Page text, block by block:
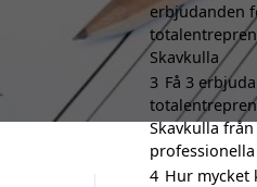
erbjudanden
Skavkulla
3 Få 3
Skavkulla från
4 Hur mycket